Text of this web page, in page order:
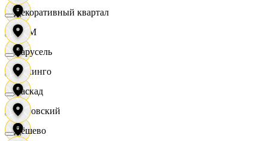
ДОМ
Доминго
Кировский
Декоративный квартал
Карусель
Каскад
Дёшево